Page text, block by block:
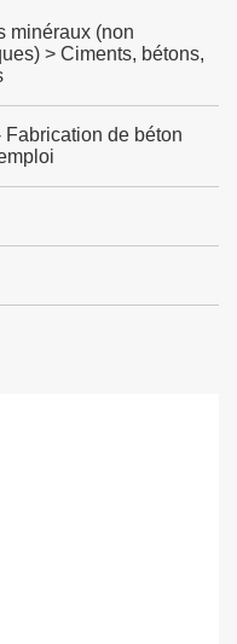
minéraux (non
> Ciments, bétons,
Fabrication de béton